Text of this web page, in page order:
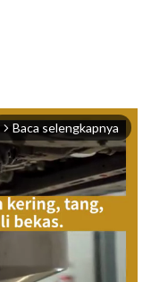
arrow_forward_ios Baca selengkapnya